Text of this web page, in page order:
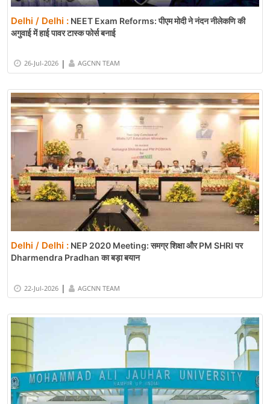
Delhi / Delhi : NEET Exam Reforms: पीएम मोदी ने नंदन नीलेकणि की
अगुवाई में हाई पावर टास्क फोर्स बनाई
26-Jul-2026 | AGCNN TEAM
Delhi / Delhi : NEP 2020 Meeting: समग्र शिक्षा और PM SHRI पर
Dharmendra Pradhan का बड़ा बयान
22-Jul-2026 | AGCNN TEAM